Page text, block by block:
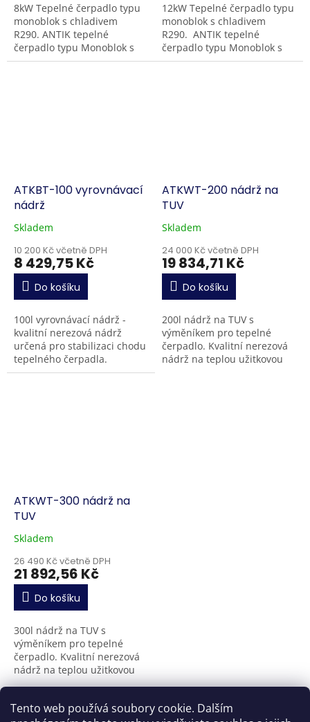
Tento web používá soubory cookie. Dalším
8kW Tepelné čerpadlo typu
monoblok s chladivem
R290. ANTIK tepelné
čerpadlo typu Monoblok s
integrovaným oběhovým
12kW Tepelné čerpadlo typu
monoblok s chladivem
R290. ANTIK tepelné
čerpadlo typu Monoblok s
integrovaným oběhovým
ATKBT-100 vyrovnávací
nádrž
Skladem
10 200 Kč včetně DPH
8 429,75 Kč
Do košíku
100l vyrovnávací nádrž -
kvalitní nerezová nádrž
určená pro stabilizaci chodu
tepelného čerpadla.
Umožňuje nastavit jinou
ATKWT-200 nádrž na
TUV
Skladem
24 000 Kč včetně DPH
19 834,71 Kč
Do košíku
200l nádrž na TUV s
výměníkem pro tepelné
čerpadlo. Kvalitní nerezová
nádrž na teplou užitkovou
ATKWT-300 nádrž na
TUV
Skladem
26 490 Kč včetně DPH
21 892,56 Kč
Do košíku
300l nádrž na TUV s
výměníkem pro tepelné
čerpadlo. Kvalitní nerezová
nádrž na teplou užitkovou
vodu s průtokovým
možností instalace
O
7položek celkem